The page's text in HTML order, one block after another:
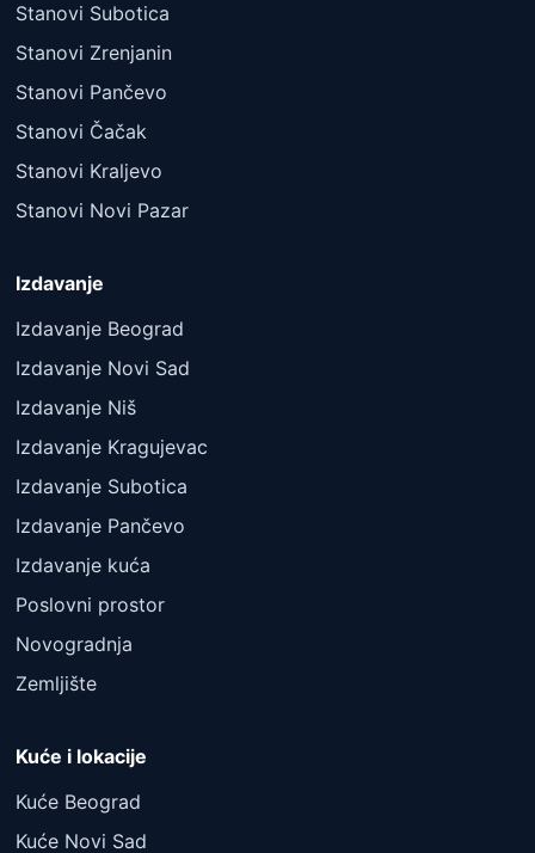
Stanovi Subotica
Stanovi Zrenjanin
Stanovi Pančevo
Stanovi Čačak
Stanovi Kraljevo
Stanovi Novi Pazar
Izdavanje
Izdavanje Beograd
Izdavanje Novi Sad
Izdavanje Niš
Izdavanje Kragujevac
Izdavanje Subotica
Izdavanje Pančevo
Izdavanje kuća
Poslovni prostor
Novogradnja
Zemljište
Kuće i lokacije
Kuće Beograd
Kuće Novi Sad